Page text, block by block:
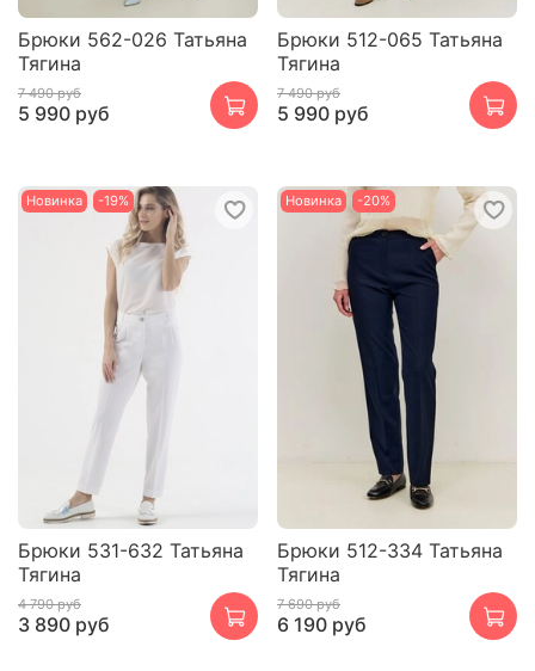
Брюки 562-026 Татьяна
Тягина
7 490 руб
5 990 руб
Брюки 512-065 Татьяна
Тягина
7 490 руб
5 990 руб
Новинка -19%
Брюки 531-632 Татьяна
Тягина
4 790 руб
3 890 руб
Новинка -20%
Брюки 512-334 Татьяна
Тягина
7 690 руб
6 190 руб